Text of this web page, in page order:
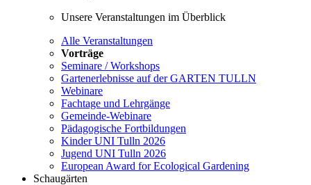
Unsere Veranstaltungen im Überblick
Alle Veranstaltungen
Vorträge
Seminare / Workshops
Gartenerlebnisse auf der GARTEN TULLN
Webinare
Fachtage und Lehrgänge
Gemeinde-Webinare
Pädagogische Fortbildungen
Kinder UNI Tulln 2026
Jugend UNI Tulln 2026
European Award for Ecological Gardening
Schaugärten